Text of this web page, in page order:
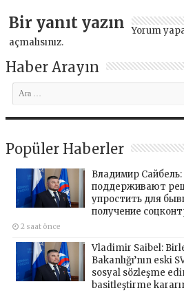
Bir yanıt yazın Yorum
açmalısınız.
Haber Arayın
Popüler Haberler
Владимир
поддерживают
упростить для
получение
2 saat önce
Vladimir Saibel:
Bakanlığı’nın eski
sosyal sözleşme
basitleştirme